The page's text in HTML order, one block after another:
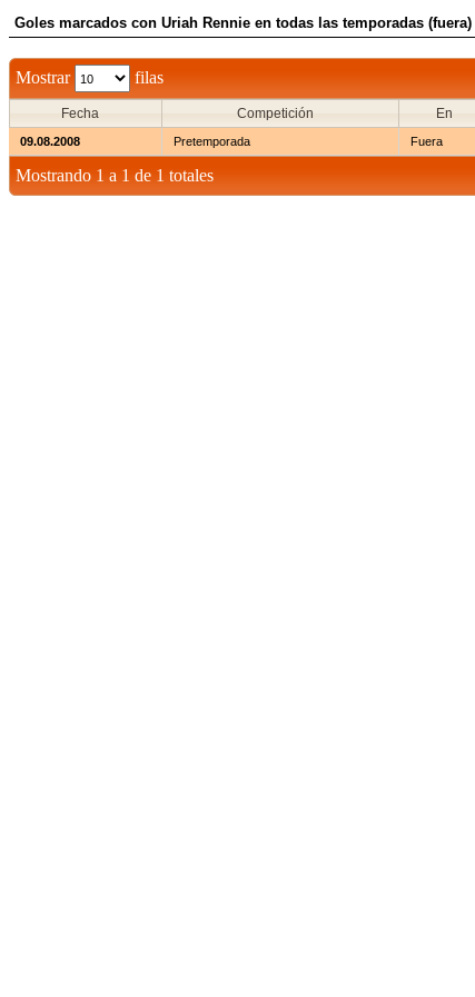
Goles marcados con Uriah Rennie en todas las temporadas (fuera)
Mostrar filas
Fecha Competición En
09.08.2008 Pretemporada Fuera
Mostrando 1 a 1 de 1 totales